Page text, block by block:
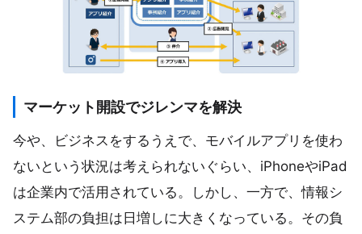
マーケット開設でジレンマを解決
今や、ビジネスをするうえで、モバイルアプリを使わ
ないという状況は考えられないぐらい、iPhoneやiPad
は企業内で活用されている。しかし、一方で、情報シ
ステム部の負担は日増しに大きくなっている。その負